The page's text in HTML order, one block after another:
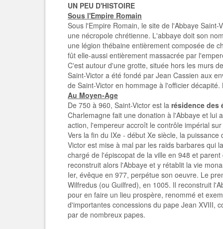
UN PEU D'HISTOIRE
Sous l'Empire Romain
Sous l'Empire Romain, le site de l'Abbaye
une nécropole chrétienne. L'abbaye doit son
une légion thébaine entièrement composée de
fût elle-aussi entièrement massacrée par
C­'est autour d'une grotte, située hors les murs
Saint-Victor a été fondé par Jean Cassien aux
de Saint-Victor en hommage à l'officier décapité.
Au Moyen-Age
De 750 à 960, Saint-Victor est la résidence des
Charlemagne fait une donation à l'Abbaye et lui
action, l'empereur accroît le contrôle impérial
Vers la fin du IXe - début Xe siècle, la
Victor est mise à mal par les raids barbares qui
chargé de l'épiscopat de la ville en 948 et
reconstruit alors l'Abbaye et y rétablit la vie
Ier, évêque en 977, perpétue son oeuvre. Le
Wilfredus (ou Guilfred), en 1005. Il reconstruit
pour en faire un lieu prospère, renommé et
d'importantes concessions du pape Jean XVIII,
par de nombreux papes.